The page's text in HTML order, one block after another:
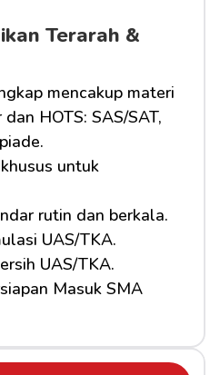
Terarah &
mencakup materi
HOTS: SAS/SAT,
untuk
rutin dan berkala.
UAS/TKA.
UAS/TKA.
Masuk SMA